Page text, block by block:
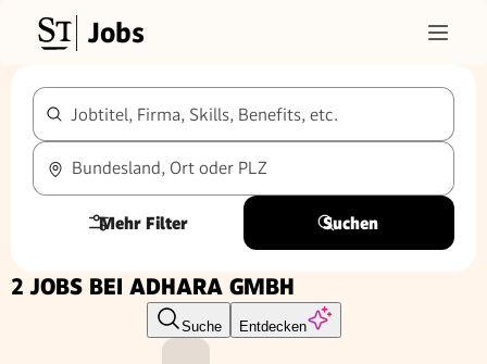
Jobs
Jobtitel, Firma, Skills, Benefits, etc.
Bundesland, Ort oder PLZ
Mehr Filter Suchen
2 JOBS BEI ADHARA GMBH
Suche Entdecken